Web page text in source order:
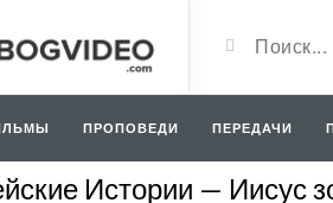
ПРОПОВЕДИ ПЕРЕДАЧИ
Истории — Иисус